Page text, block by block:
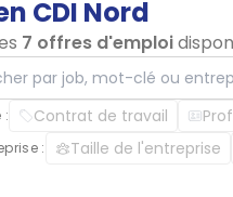
CDI Nord
7 offres d'emploi
job, mot-clé ou
: Contrat de travail
: Taille de l'entreprise